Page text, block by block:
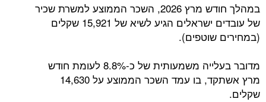
במהלך חודש מרץ 2026, השכר הממוצע למשרת שכיר
של עובדים ישראלים הגיע לשיא של 15,921 שקלים
(במחירים שוטפים).
מדובר בעלייה משמעותית של כ-8.8% לעומת חודש
מרץ אשתקד, בו עמד השכר הממוצע על 14,630
שקלים.